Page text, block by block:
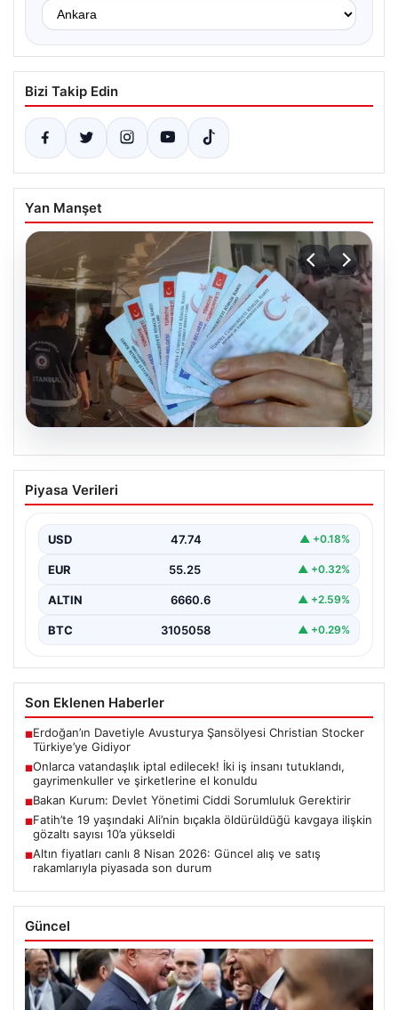
Bizi Takip Edin
Yan Manşet
Onlarca vatandaşlık iptal edilecek! İki iş
insanı tutuklandı, gayrimenkuller ve
Piyasa Verileri
USD 47.74 ▲ +0.18%
EUR 55.25 ▲ +0.32%
ALTIN 6660.6 ▲ +2.59%
BTC 3105058 ▲ +0.29%
Son Eklenen Haberler
■Erdoğan’ın Davetiyle Avusturya Şansölyesi Christian Stocker
Türkiye’ye Gidiyor
■Onlarca vatandaşlık iptal edilecek! İki iş insanı tutuklandı,
gayrimenkuller ve şirketlerine el konuldu
■Bakan Kurum: Devlet Yönetimi Ciddi Sorumluluk Gerektirir
■Fatih’te 19 yaşındaki Ali’nin bıçakla öldürüldüğü kavgaya ilişkin
gözaltı sayısı 10’a yükseldi
■Altın fiyatları canlı 8 Nisan 2026: Güncel alış ve satış
rakamlarıyla piyasada son durum
Güncel